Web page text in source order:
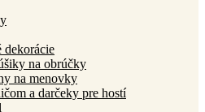
dekorácie
na obrúčky
na menovky
a darčeky pre hostí